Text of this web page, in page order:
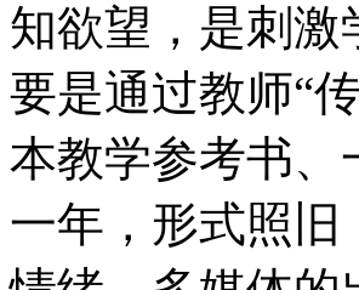
知欲望，是刺
要是通过教师“
本教学参考书、
一年，形式照